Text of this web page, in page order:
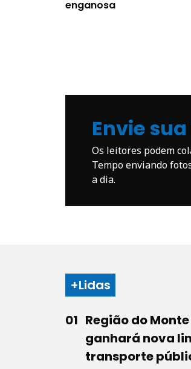
enganosa
Envie
Os leitores podem
Tempo enviando
a dia.
+Lidas
Região do
ganhará nova
transporte